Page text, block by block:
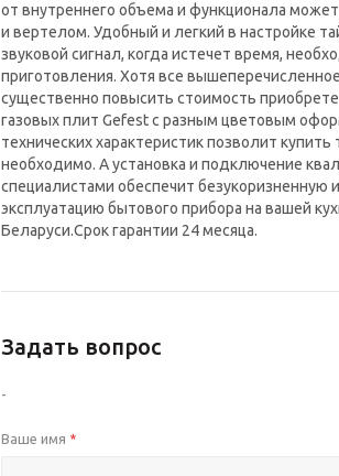
от внутреннего объема и функционала
и вертелом. Удобный и легкий в настройке
звуковой сигнал, когда истечет время,
приготовления. Хотя все
существенно повысить стоимость
газовых плит Gefest с разным цветовым
технических характеристик позволит купить
необходимо. А установка и подключение
специалистами обеспечит безукоризненную
эксплуатацию бытового прибора на вашей
Беларуси.Срок гарантии 24 месяца.
Задать вопрос
-
Ваше имя *